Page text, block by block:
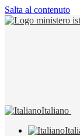
Salta al contenuto
Italiano